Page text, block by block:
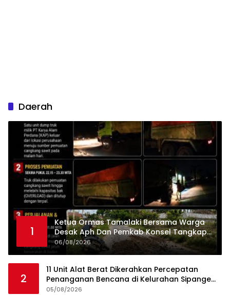
Daerah
1
Ketua Ormas Tamalaki Bersama Warga
Desak Aph Dan Pemkab Konsel Tangkap
Pelaku Angkut Cangkang Sawit Overload,
Truk PT KAP Melintas Jalan Umum
06/08/2026
2
11 Unit Alat Berat Dikerahkan Percepatan
Penanganan Bencana di Kelurahan Sipange
Kecamatan Tukka
05/08/2026